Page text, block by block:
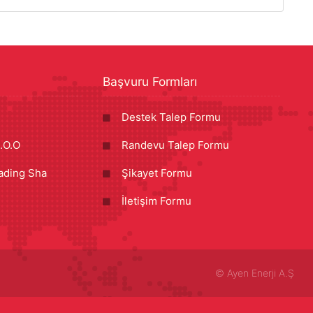
Sha
Başvuru Formları
Destek Talep Formu
Randevu Talep Formu
Şikayet Formu
İletişim Formu
© Ayen Enerji A.Ş